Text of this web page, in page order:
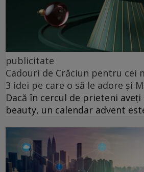
publicitate
Cadouri de Crăciun pentru cei
3 idei pe care o să le adore și
Dacă în cercul de prieteni
beauty, un calendar advent